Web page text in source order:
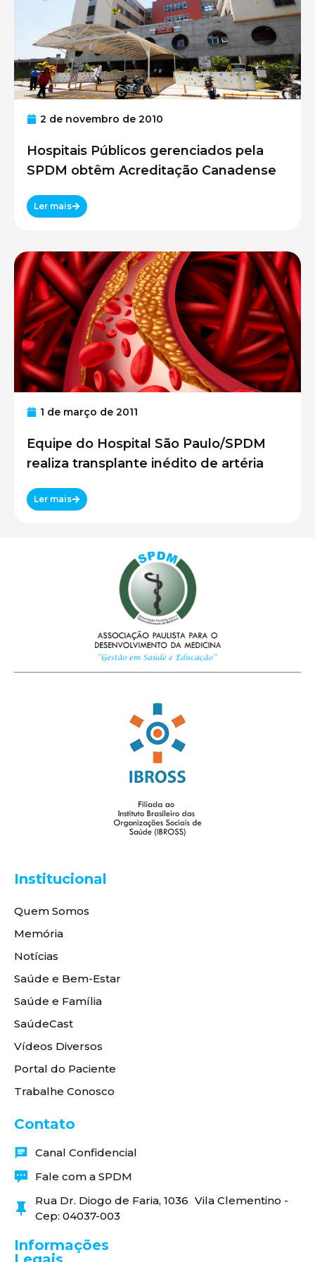
2 de novembro de 2010
Hospitais Públicos gerenciados pela
SPDM obtêm Acreditação Canadense
Ler mais
1 de março de 2011
Equipe do Hospital São Paulo/SPDM
realiza transplante inédito de artéria
Ler mais
Institucional
Quem Somos
Memória
Notícias
Saúde e Bem-Estar
Saúde e Família
SaúdeCast
Vídeos Diversos
Portal do Paciente
Trabalhe Conosco
Contato
Canal Confidencial
Fale com a SPDM
Rua Dr. Diogo de Faria, 1036 Vila Clementino -
Cep: 04037-003
Informações